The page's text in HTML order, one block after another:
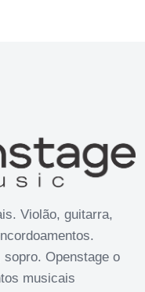
Violão, guitarra,
Openstage o
musicais